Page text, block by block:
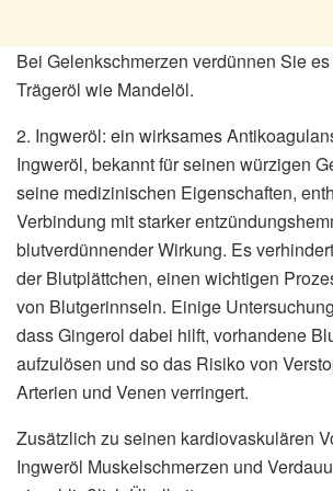
Bei Gelenkschmerzen verdünnen Sie
Trägeröl wie Mandelöl.
2. Ingweröl: ein wirksames
Ingweröl, bekannt für seinen würzigen
seine medizinischen Eigenschaften,
Verbindung mit starker
blutverdünnender Wirkung. Es
der Blutplättchen, einen wichtigen
von Blutgerinnseln. Einige
dass Gingerol dabei hilft, vorhandene
aufzulösen und so das Risiko von
Arterien und Venen verringert.
Zusätzlich zu seinen kardiovaskulären
Ingweröl Muskelschmerzen und